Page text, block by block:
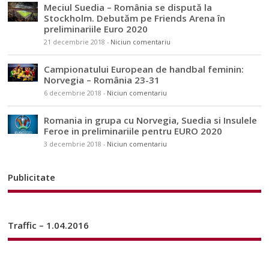
Meciul Suedia – România se dispută la
Stockholm. Debutăm pe Friends Arena în
preliminariile Euro 2020
21 decembrie 2018 - Niciun comentariu
Campionatului European de handbal feminin:
Norvegia – România 23-31
6 decembrie 2018 - Niciun comentariu
Romania in grupa cu Norvegia, Suedia si Insulele
Feroe in preliminariile pentru EURO 2020
3 decembrie 2018 - Niciun comentariu
Publicitate
Traffic – 1.04.2016